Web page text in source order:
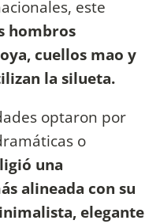
este
hombros
cuellos mao y
la silueta.
optaron por
o
una
alineada con su
elegante